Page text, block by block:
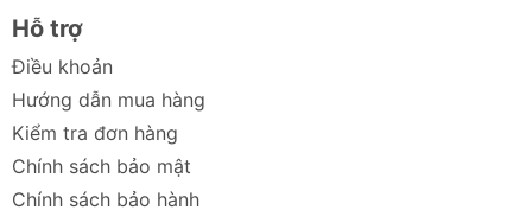
Hỗ trợ
Điều khoản
Hướng dẫn mua hàng
Kiểm tra đơn hàng
Chính sách bảo mật
Chính sách bảo hành